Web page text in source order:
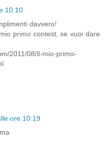
10:10
davvero!
primo contest, se vuoi dare
2011/08/il-mio-primo-
ore 10:19